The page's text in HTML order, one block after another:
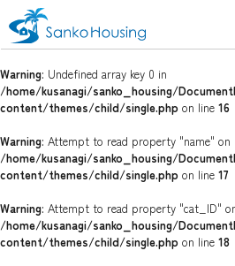
Warning: Undefined array key 0 in
/home/kusanagi/sanko_housing/
content/themes/child/single.php on line 16
Warning: Attempt to read property "name" on
/home/kusanagi/sanko_housing/
content/themes/child/single.php on line 17
Warning: Attempt to read property "cat_ID"
/home/kusanagi/sanko_housing/
content/themes/child/single.php on line 18